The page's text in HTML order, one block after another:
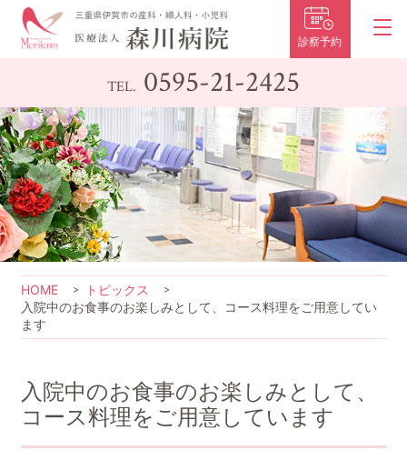
診察予約
TEL. 0595-21-2425
HOME
トピックス
入院中のお食事のお楽しみとして、コース料理をご用意してい
ます
入院中のお食事のお楽しみとして、
コース料理をご用意しています